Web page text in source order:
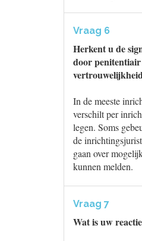
Vraag 6
Herkent u de
door penitentiair
In de meeste
verschilt per
legen. Soms
de
gaan over
kunnen melden.
Vraag 7
Wat is uw